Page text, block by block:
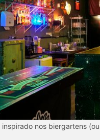
nos biergartens